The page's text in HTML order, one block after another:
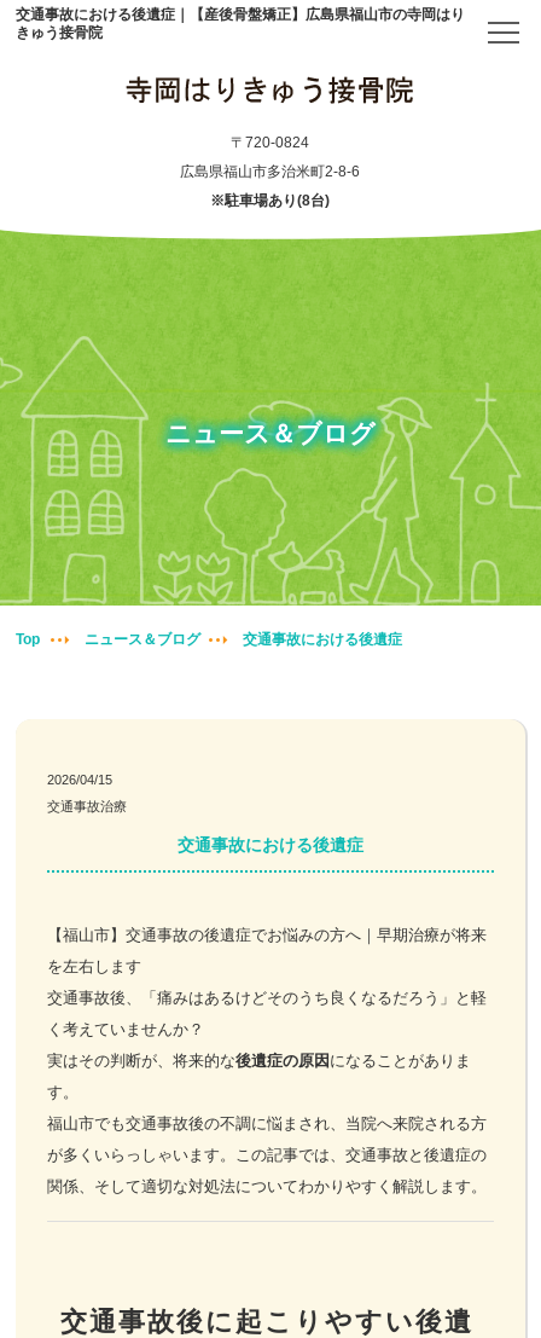
交通事故における後遺症｜【産後骨盤矯正】広島県福山市の寺岡はり
きゅう接骨院
〒720-0824
広島県福山市多治米町2-8-6
※駐車場あり(8台)
初めての方へ
アクセス
メニュー・料金表
産後骨盤矯正
妊婦整体
鍼・灸・小児鍼
冷え性改善
特殊電気施術
訪問鍼灸
お客様の声
ニュース＆ブログ
Top ニュース＆ブログ 交通事故における後遺症
2026/04/15
交通事故治療
交通事故における後遺症
【福山市】交通事故の後遺症でお悩みの方へ｜早期治療が将来
を左右します
交通事故後、「痛みはあるけどそのうち良くなるだろう」と軽
く考えていませんか？
実はその判断が、将来的な後遺症の原因 になることがありま
す。
福山市でも交通事故後の不調に悩まされ、当院へ来院される方
が多くいらっしゃいます。この記事では、交通事故と後遺症の
関係、そして適切な対処法についてわかりやすく解説します。
交通事故後に起こりやすい後遺